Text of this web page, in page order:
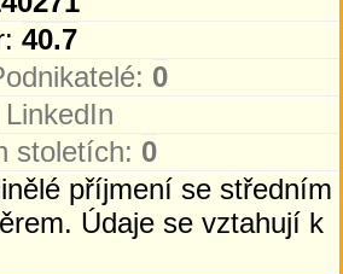
40.7
0
LinkedIn
stoletích: 0
příjmení se středním
Údaje se vztahují k